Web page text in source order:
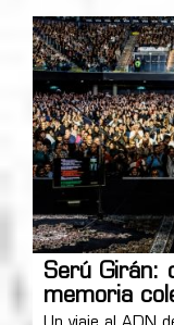
Serú Girán:
memoria